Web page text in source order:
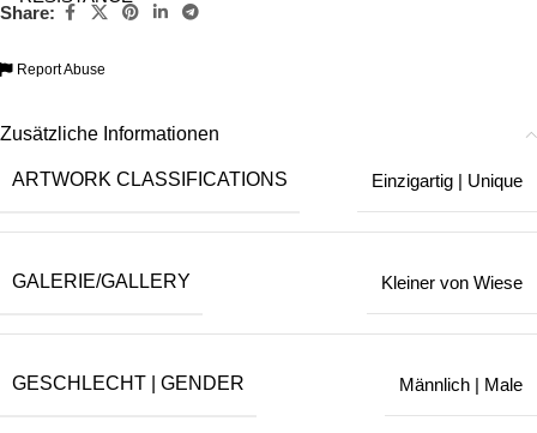
Share:
Report Abuse
Zusätzliche Informationen
ARTWORK CLASSIFICATIONS Einzigartig | Unique
GALERIE/GALLERY Kleiner von Wiese
GESCHLECHT | GENDER Männlich | Male